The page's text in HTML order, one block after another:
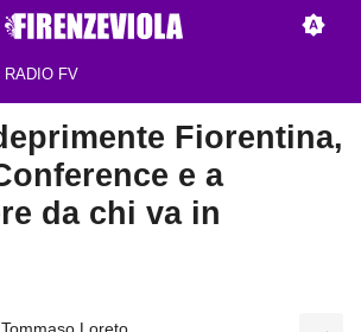
RADIO FV
Fiorentina,
e a
da chi va in